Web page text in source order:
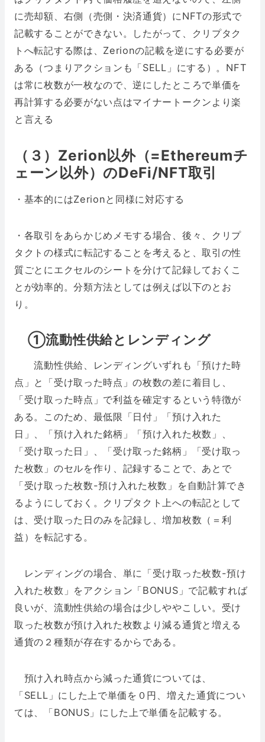
に売却額、右側（売側・決済通貨）にNFTの形式で
記載することができない。したがって、クリプタク
トへ転記する際は、Zerionの記載を逆にする必要が
ある（つまりアクションも「SELL」にする）。NFT
は常に枚数が一枚なので、逆にしたところで単価を
再計算する必要がない点はマイナートークンより楽
と言える
（３）Zerion以外（=Ethereumチ
ェーン以外）のDeFi/NFT取引
・基本的にはZerionと同様に対応する
・各取引をあらかじめメモする場合、後々、クリプ
タクトの様式に転記することを考えると、取引の性
質ごとにエクセルのシートを分けて記録しておくこ
とが効率的。分類方法としては例えば以下のとお
り。
➀流動性供給とレンディング
流動性供給、レンディングいずれも「預けた時
点」と「受け取った時点」の枚数の差に着目し、
「受け取った時点」で利益を確定するという特徴が
ある。このため、最低限「日付」「預け入れた
日」、「預け入れた銘柄」「預け入れた枚数」、
「受け取った日」、「受け取った銘柄」「受け取っ
た枚数」のセルを作り、記録することで、あとで
「受け取った枚数-預け入れた枚数」を自動計算でき
るようにしておく。クリプタクト上への転記として
は、受け取った日のみを記録し、増加枚数（＝利
益）を転記する。
レンディングの場合、単に「受け取った枚数-預け
入れた枚数」をアクション「BONUS」で記載すれば
良いが、流動性供給の場合は少しややこしい。受け
取った枚数が預け入れた枚数より減る通貨と増える
通貨の２種類が存在するからである。
預け入れ時点から減った通貨については、
「SELL」にした上で単価を０円、増えた通貨につい
ては、「BONUS」にした上で単価を記載する。